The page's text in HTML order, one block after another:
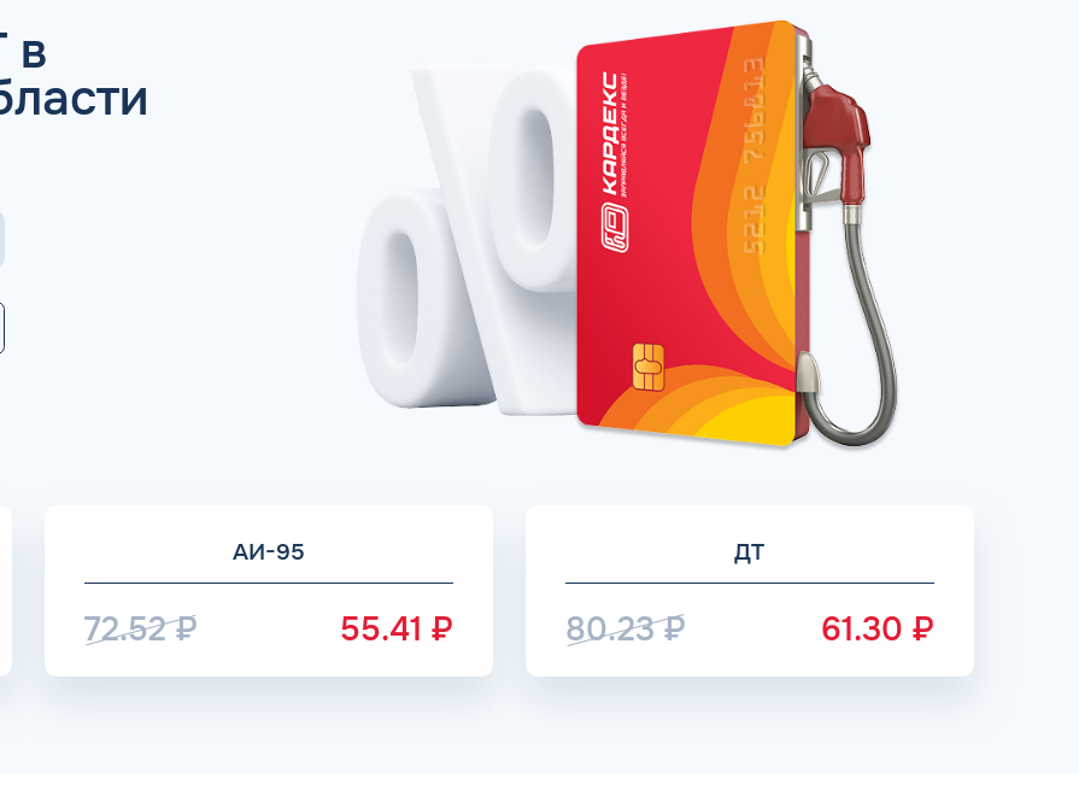
в
АИ-95
72.52₽ 55.41 ₽
ДТ
80.23₽ 61.30 ₽
АЗС
Комментарий
Для юр. лиц и ИП
ОФОРМИТЬ ЗАЯВКУ
ДО
ЗАВТРА